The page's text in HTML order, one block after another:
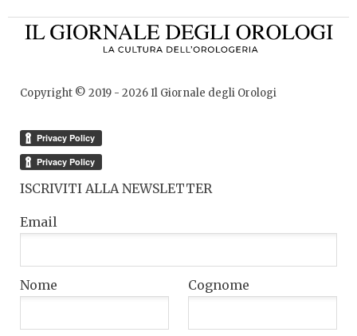
Copyright © 2019 - 2026Il Giornale degli Orologi
ISCRIVITI ALLA NEWSLETTER
Email
Nome Cognome